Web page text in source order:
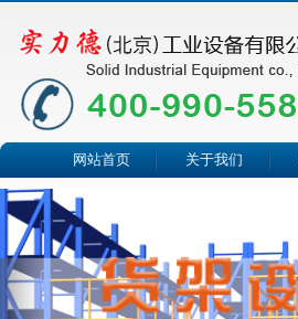
网站首页 关于我们